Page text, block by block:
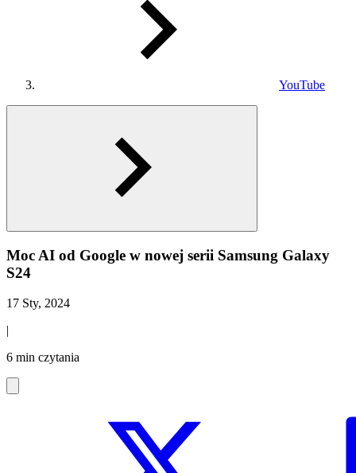
YouTube
Moc AI od Google w nowej serii Samsung Galaxy
S24
17 Sty, 2024
|
6 min czytania